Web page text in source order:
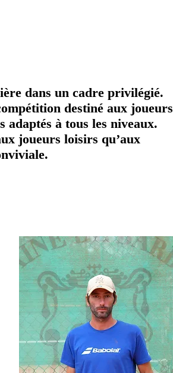
dans un cadre privilégié.
destiné aux joueurs
à tous les niveaux.
joueurs loisirs qu’aux